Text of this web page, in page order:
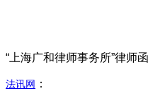
“上海广和律师事务所”律师函
法讯网 ：